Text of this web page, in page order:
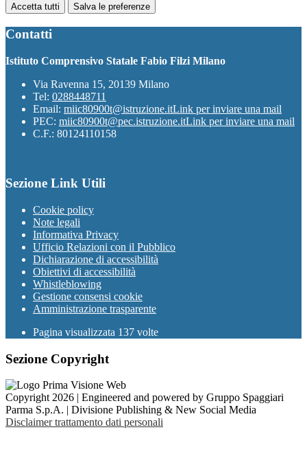
Accetta tutti Salva le preferenze
Contatti
Istituto Comprensivo Statale Fabio Filzi Milano
Via Ravenna 15, 20139 Milano
Tel: 0288448711
Email: miic80900t@istruzione.itLink per inviare una mail
PEC: miic80900t@pec.istruzione.itLink per inviare una mail
C.F.: 80124110158
Sezione Link Utili
Cookie policy
Note legali
Informativa Privacy
Ufficio Relazioni con il Pubblico
Dichiarazione di accessibilità
Obiettivi di accessibilità
Whistleblowing
Gestione consensi cookie
Amministrazione trasparente
Pagina visualizzata 137 volte
Sezione Copyright
Copyright 2026 | Engineered and powered by Gruppo Spaggiari
Parma S.p.A. | Divisione Publishing & New Social Media
Disclaimer trattamento dati personali